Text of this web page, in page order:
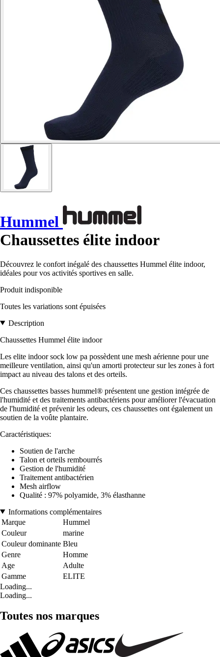
Hummel
Chaussettes élite indoor
Découvrez le confort inégalé des chaussettes Hummel élite indoor,
idéales pour vos activités sportives en salle.
Produit indisponible
Toutes les variations sont épuisées
Description
Chaussettes Hummel élite indoor
Les elite indoor sock low pa possèdent une mesh aérienne pour une
meilleure ventilation, ainsi qu'un amorti protecteur sur les zones à fort
impact au niveau des talons et des orteils.
Ces chaussettes basses hummel® présentent une gestion intégrée de
l'humidité et des traitements antibactériens pour améliorer l'évacuation
de l'humidité et prévenir les odeurs, ces chaussettes ont également un
soutien de la voûte plantaire.
Caractéristiques:
Soutien de l'arche
Talon et orteils rembourrés
Gestion de l'humidité
Traitement antibactérien
Mesh airflow
Qualité : 97% polyamide, 3% élasthanne
Informations complémentaires
Marque
Hummel
Couleur
marine
Couleur dominante Bleu
Genre
Homme
Age
Adulte
Gamme
ELITE
Loading...
Loading...
Toutes nos marques